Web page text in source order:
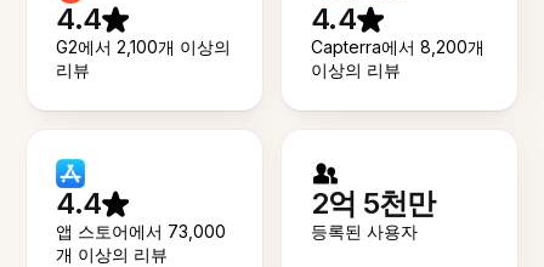
4.4
G2에서 2,100개 이상의
리뷰
4.4
Capterra에서 8,200개
이상의 리뷰
4.4
앱 스토어에서 73,000
개 이상의 리뷰
2억 5천만
등록된 사용자